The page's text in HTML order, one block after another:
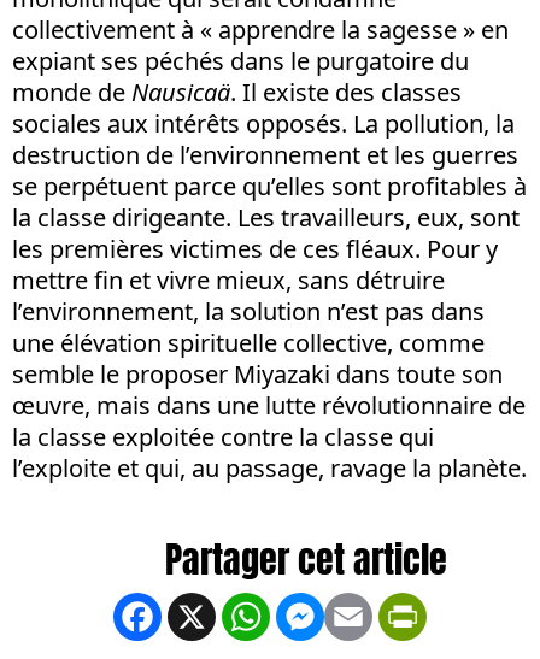
collectivement à « apprendre la sagesse » en
expiant ses péchés dans le purgatoire du
monde deNausicaä. Il existe des classes
sociales aux intérêts opposés. La pollution, la
destruction de l’environnement et les guerres
se perpétuent parce qu’elles sont profitables à
la classe dirigeante. Les travailleurs, eux, sont
les premières victimes de ces fléaux. Pour y
mettre fin et vivre mieux, sans détruire
l’environnement, la solution n’est pas dans
une élévation spirituelle collective, comme
semble le proposer Miyazaki dans toute son
œuvre, mais dans une lutte révolutionnaire de
la classe exploitée contre la classe qui
l’exploite et qui, au passage, ravage la planète.
Facebook
X WhatsApp
Messenger
Email